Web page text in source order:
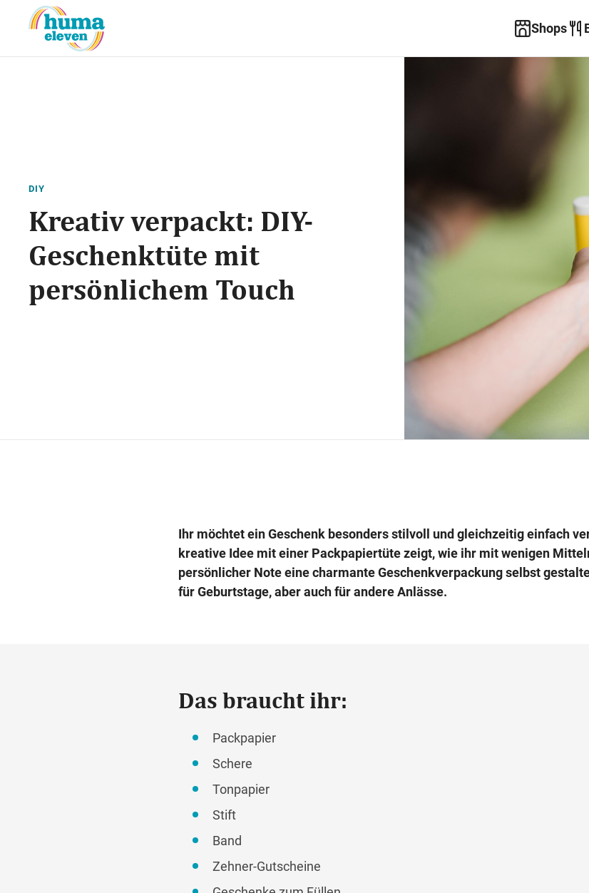
Shops
DIY
Kreativ verpackt: DIY-
Geschenktüte mit
persönlichem Touch
Ihr möchtet ein Geschenk besonders stilvoll und gleichzeitig einfach
kreative Idee mit einer Packpapiertüte zeigt, wie ihr mit wenigen
persönlicher Note eine charmante Geschenkverpackung selbst
für Geburtstage, aber auch für andere Anlässe.
Das braucht ihr:
Packpapier
Schere
Tonpapier
Stift
Band
Zehner-Gutscheine